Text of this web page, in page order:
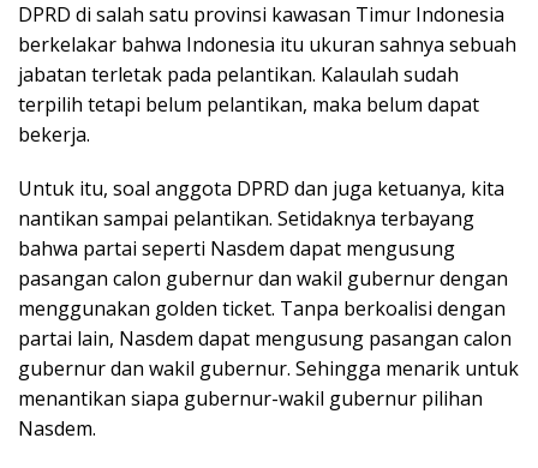
DPRD di salah satu provinsi kawasan Timur Indonesia
berkelakar bahwa Indonesia itu ukuran sahnya sebuah
jabatan terletak pada pelantikan. Kalaulah sudah
terpilih tetapi belum pelantikan, maka belum dapat
bekerja.
Untuk itu, soal anggota DPRD dan juga ketuanya, kita
nantikan sampai pelantikan. Setidaknya terbayang
bahwa partai seperti Nasdem dapat mengusung
pasangan calon gubernur dan wakil gubernur dengan
menggunakan golden ticket. Tanpa berkoalisi dengan
partai lain, Nasdem dapat mengusung pasangan calon
gubernur dan wakil gubernur. Sehingga menarik untuk
menantikan siapa gubernur-wakil gubernur pilihan
Nasdem.